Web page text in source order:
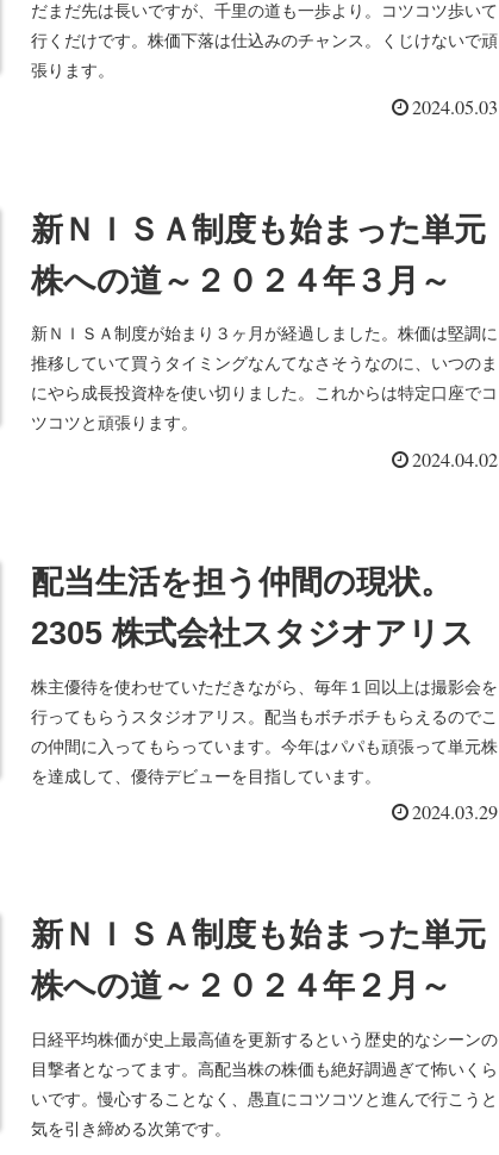
だまだ先は長いですが、千里の道も一歩より。コツコツ歩いて
行くだけです。株価下落は仕込みのチャンス。くじけないで頑
張ります。
2024.05.03
新ＮＩＳＡ制度も始まった単元
株への道～２０２４年３月～
新ＮＩＳＡ制度が始まり３ヶ月が経過しました。株価は堅調に
推移していて買うタイミングなんてなさそうなのに、いつのま
にやら成長投資枠を使い切りました。これからは特定口座でコ
ツコツと頑張ります。
2024.04.02
配当生活を担う仲間の現状。
2305 株式会社スタジオアリス
株主優待を使わせていただきながら、毎年１回以上は撮影会を
行ってもらうスタジオアリス。配当もボチボチもらえるのでこ
の仲間に入ってもらっています。今年はパパも頑張って単元株
を達成して、優待デビューを目指しています。
2024.03.29
新ＮＩＳＡ制度も始まった単元
株への道～２０２４年２月～
日経平均株価が史上最高値を更新するという歴史的なシーンの
目撃者となってます。高配当株の株価も絶好調過ぎて怖いくら
いです。慢心することなく、愚直にコツコツと進んで行こうと
気を引き締める次第です。